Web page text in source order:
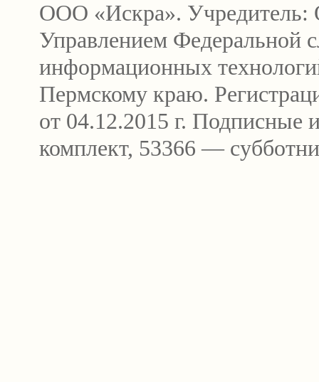
ООО «Искра». Учредитель:
Управлением Федеральной
информационных
Пермскому краю.
от 04.12.2015 г.
комплект, 53366 —